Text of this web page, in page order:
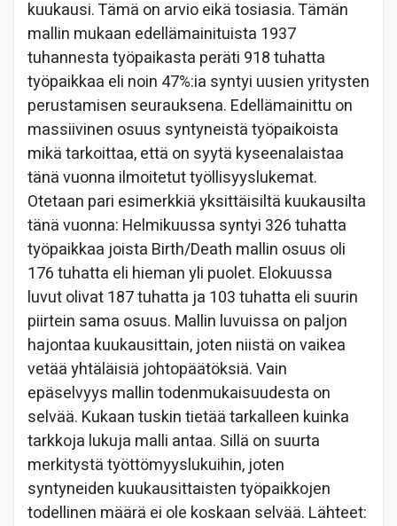
kuukausi. Tämä on arvio eikä tosiasia. Tämän
mallin mukaan edellämainituista 1937
tuhannesta työpaikasta peräti 918 tuhatta
työpaikkaa eli noin 47%:ia syntyi uusien yritysten
perustamisen seurauksena. Edellämainittu on
massiivinen osuus syntyneistä työpaikoista
mikä tarkoittaa, että on syytä kyseenalaistaa
tänä vuonna ilmoitetut työllisyyslukemat.
Otetaan pari esimerkkiä yksittäisiltä kuukausilta
tänä vuonna: Helmikuussa syntyi 326 tuhatta
työpaikkaa joista Birth/Death mallin osuus oli
176 tuhatta eli hieman yli puolet. Elokuussa
luvut olivat 187 tuhatta ja 103 tuhatta eli suurin
piirtein sama osuus. Mallin luvuissa on paljon
hajontaa kuukausittain, joten niistä on vaikea
vetää yhtäläisiä johtopäätöksiä. Vain
epäselvyys mallin todenmukaisuudesta on
selvää. Kukaan tuskin tietää tarkalleen kuinka
tarkkoja lukuja malli antaa. Sillä on suurta
merkitystä työttömyyslukuihin, joten
syntyneiden kuukausittaisten työpaikkojen
todellinen määrä ei ole koskaan selvää. Lähteet: